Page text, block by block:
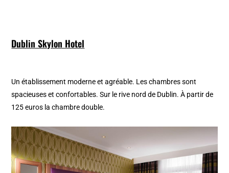
Dublin Skylon Hotel
Un établissement moderne et agréable. Les chambres sont
spacieuses et confortables. Sur le rive nord de Dublin. À partir de
125 euros la chambre double.